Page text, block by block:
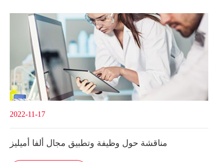
2022-11-17
مناقشة حول وظيفة وتطبيق مجال ألفا أميليز